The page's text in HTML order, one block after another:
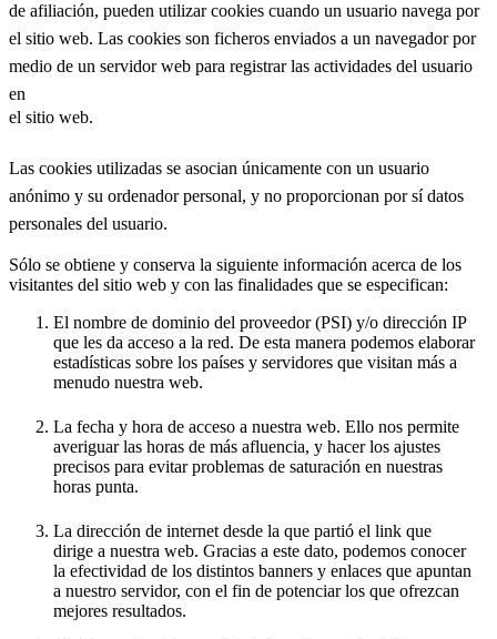
de afiliación, pueden utilizar cookies cuando un usuario navega por
el sitio web. Las cookies son ficheros enviados a un navegador por
medio de un servidor web para registrar las actividades del usuario
en
el sitio web.
Las cookies utilizadas se asocian únicamente con un usuario
anónimo y su ordenador personal, y no proporcionan por sí datos
personales del usuario.
Sólo se obtiene y conserva la siguiente información acerca de los
visitantes del sitio web y con las finalidades que se especifican:
El nombre de dominio del proveedor (PSI) y/o dirección IP
que les da acceso a la red. De esta manera podemos elaborar
estadísticas sobre los países y servidores que visitan más a
menudo nuestra web.
La fecha y hora de acceso a nuestra web. Ello nos permite
averiguar las horas de más afluencia, y hacer los ajustes
precisos para evitar problemas de saturación en nuestras
horas punta.
La dirección de internet desde la que partió el link que
dirige a nuestra web. Gracias a este dato, podemos conocer
la efectividad de los distintos banners y enlaces que apuntan
a nuestro servidor, con el fin de potenciar los que ofrezcan
mejores resultados.